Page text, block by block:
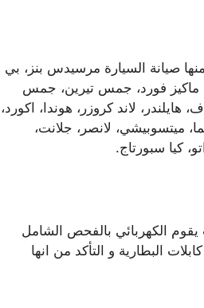
صيانة السيارة مرسيدس بنز، بي
ماكيز فورد، جمس تيرين، جمس
ميركوري فورد، فوكس فاجن، تويوتا، كامري، افالون، برادو، 4 راف، هايلندر، لاند كروزر، هوندا، اكورد،
ميتسوبيشي، لانصر، جلانت،
كيا سبورتاج.
الكهربائي بالفحص الشامل
البطارية و التأكد من انها